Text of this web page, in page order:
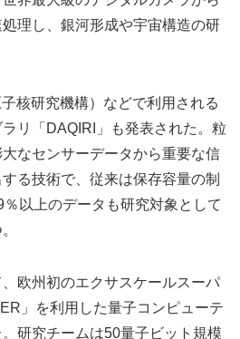
理し、銀河形成や宇宙構造の研
核研究機構）などで利用される
リ「DAQIRI」も発表された。粒
なセンサーデータから重要な信
る技術で、従来は保存容量の制
以上のデータも研究対象として
欧州初のエクサスケールスーパ
」を利用した量子コンピューテ
研究チームは50量子ビット規模